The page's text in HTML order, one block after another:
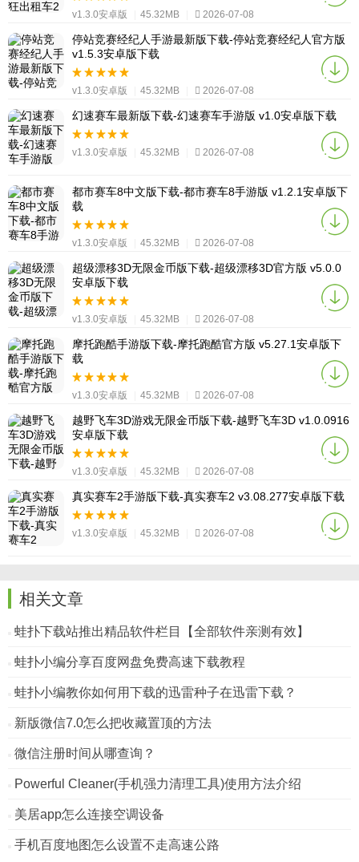
v1.3.0安卓版 45.32MB 2026-07-08
停站竞赛经纪人手游最新版下载-停站竞赛经纪人官方版
v1.5.3安卓版下载
v1.3.0安卓版 45.32MB 2026-07-08
幻速赛车最新版下载-幻速赛车手游版 v1.0安卓版下载
v1.3.0安卓版 45.32MB 2026-07-08
都市赛车8中文版下载-都市赛车8手游版 v1.2.1安卓版下
载
v1.3.0安卓版 45.32MB 2026-07-08
超级漂移3D无限金币版下载-超级漂移3D官方版 v5.0.0
安卓版下载
v1.3.0安卓版 45.32MB 2026-07-08
摩托跑酷手游版下载-摩托跑酷官方版 v5.27.1安卓版下
载
v1.3.0安卓版 45.32MB 2026-07-08
越野飞车3D游戏无限金币版下载-越野飞车3D v1.0.0916
安卓版下载
v1.3.0安卓版 45.32MB 2026-07-08
真实赛车2手游版下载-真实赛车2 v3.08.277安卓版下载
v1.3.0安卓版 45.32MB 2026-07-08
相关文章
蛙扑下载站推出精品软件栏目【全部软件亲测有效】
蛙扑小编分享百度网盘免费高速下载教程
蛙扑小编教你如何用下载的迅雷种子在迅雷下载？
新版微信7.0怎么把收藏置顶的方法
微信注册时间从哪查询？
Powerful Cleaner(手机强力清理工具)使用方法介绍
美居app怎么连接空调设备
手机百度地图怎么设置不走高速公路